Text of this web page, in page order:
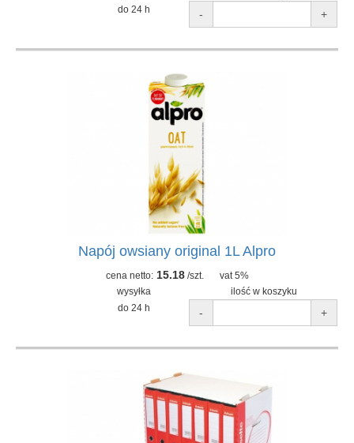
do 24 h
- +
Napój owsiany original 1L Alpro
cena netto: 15.18/szt.
vat 5%
wysyłka
ilość w koszyku
do 24 h
- +